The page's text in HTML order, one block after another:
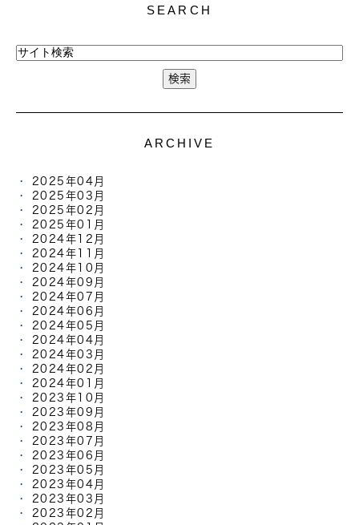
SEARCH
ARCHIVE
2025年04月
2025年03月
2025年02月
2025年01月
2024年12月
2024年11月
2024年10月
2024年09月
2024年07月
2024年06月
2024年05月
2024年04月
2024年03月
2024年02月
2024年01月
2023年10月
2023年09月
2023年08月
2023年07月
2023年06月
2023年05月
2023年04月
2023年03月
2023年02月